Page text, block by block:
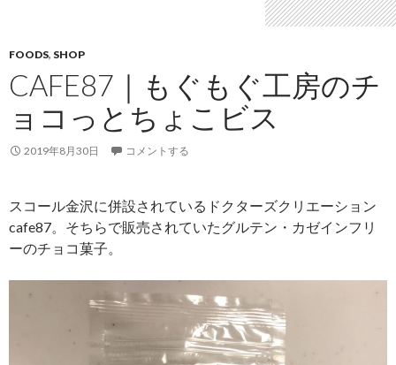
FOODS, SHOP
CAFE87｜もぐもぐ工房のチ
ョコっとちょこビス
2019年8月30日 コメントする
スコール金沢に併設されているドクターズクリエーション
cafe87。そちらで販売されていたグルテン・カゼインフリ
ーのチョコ菓子。